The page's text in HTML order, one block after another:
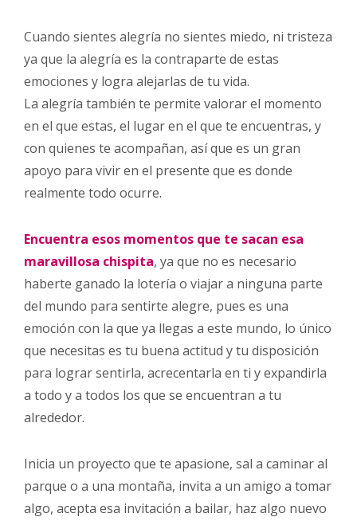
Cuando sientes alegría no sientes miedo, ni tristeza
ya que la alegría es la contraparte de estas
emociones y logra alejarlas de tu vida.
La alegría también te permite valorar el momento
en el que estas, el lugar en el que te encuentras, y
con quienes te acompañan, así que es un gran
apoyo para vivir en el presente que es donde
realmente todo ocurre.
Encuentra esos momentos que te sacan esa
maravillosa chispita, ya que no es necesario
haberte ganado la lotería o viajar a ninguna parte
del mundo para sentirte alegre, pues es una
emoción con la que ya llegas a este mundo, lo único
que necesitas es tu buena actitud y tu disposición
para lograr sentirla, acrecentarla en ti y expandirla
a todo y a todos los que se encuentran a tu
alrededor.
Inicia un proyecto que te apasione, sal a caminar al
parque o a una montaña, invita a un amigo a tomar
algo, acepta esa invitación a bailar, haz algo nuevo